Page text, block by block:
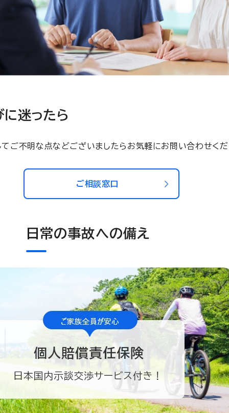
迷ったら
ご不明な点などございましたらお気軽にお問い合わせくだ
ご相談窓口
日常の事故への備え